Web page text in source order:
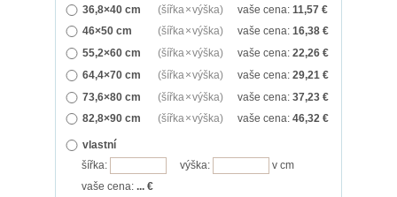
36,8×40 cm
(šířka × výška) vaše cena: 11,57 €
46×50 cm
(šířka × výška) vaše cena: 16,38 €
55,2×60 cm
(šířka × výška) vaše cena: 22,26 €
64,4×70 cm
(šířka × výška) vaše cena: 29,21 €
73,6×80 cm
(šířka × výška) vaše cena: 37,23 €
82,8×90 cm
(šířka × výška) vaše cena: 46,32 €
vlastní
šířka:
výška:
v cm
vaše cena: ... €